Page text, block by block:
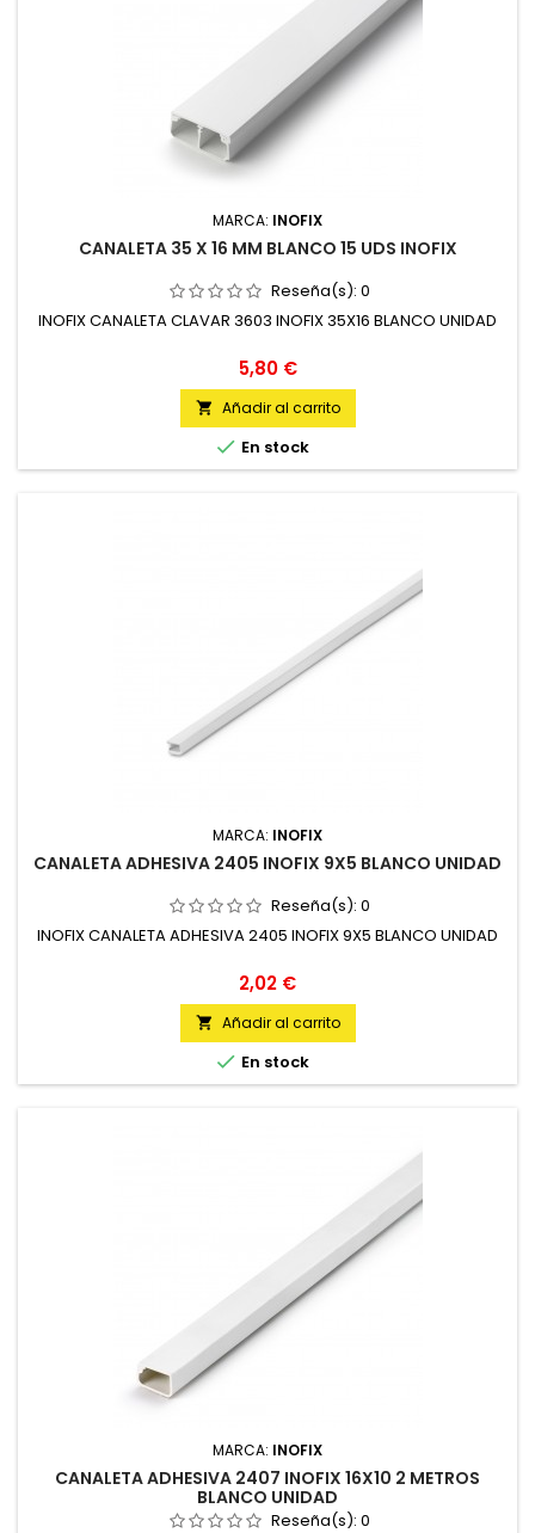
MARCA: INOFIX
CANALETA 35 X 16 MM BLANCO 15 UDS INOFIX
Reseña(s): 0
INOFIX CANALETA CLAVAR 3603 INOFIX 35X16 BLANCO UNIDAD
Precio
5,80 €
 Añadir al carrito
 En stock
MARCA: INOFIX
CANALETA ADHESIVA 2405 INOFIX 9X5 BLANCO UNIDAD
Reseña(s): 0
INOFIX CANALETA ADHESIVA 2405 INOFIX 9X5 BLANCO UNIDAD
Precio
2,02 €
 Añadir al carrito
 En stock
MARCA: INOFIX
CANALETA ADHESIVA 2407 INOFIX 16X10 2 METROS
BLANCO UNIDAD
Reseña(s): 0